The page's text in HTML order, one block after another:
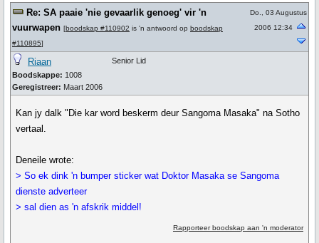
Re: SA paaie 'nie gevaarlik genoeg' vir 'n
vuurwapen [boodskap #110902 is 'n antwoord op boodskap
#110895]
Do., 03 Augustus
2006 12:34
Riaan
Boodskappe: 1008
Geregistreer: Maart 2006
Senior Lid
Kan jy dalk "Die kar word beskerm deur Sangoma Masaka" na Sotho
vertaal.
Deneile wrote:
> So ek dink 'n bumper sticker wat Doktor Masaka se Sangoma
dienste adverteer
> sal dien as 'n afskrik middel!
Rapporteer boodskap aan 'n moderator